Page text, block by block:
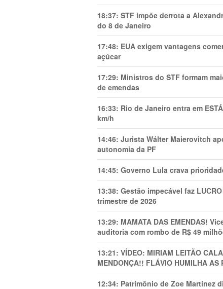
18:37: STF impõe derrota a
do 8 de Janeiro
17:48: EUA exigem vantagens
açúcar
17:29: Ministros do STF formam
de emendas
16:33: Rio de Janeiro entra em
km/h
14:46: Jurista Wálter Maierovitch
autonomia da PF
14:45: Governo Lula crava
13:38: Gestão impecável faz
trimestre de 2026
13:29: MAMATA DAS EMENDAS!
auditoria com rombo de R$ 49
13:21: VÍDEO: MIRIAM LEITÃO
MENDONÇA!! FLÁVIO HUMILHA AS
12:34: Patrimônio de Zoe Martínez